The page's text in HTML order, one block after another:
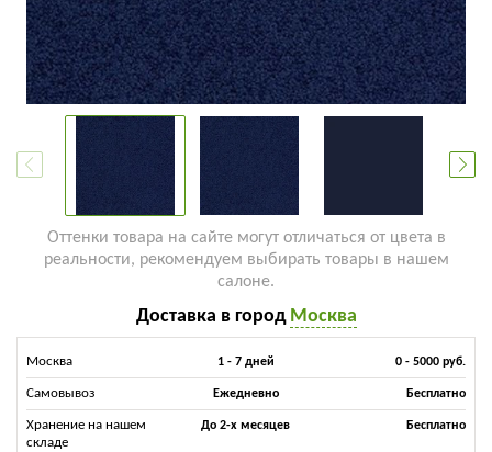
Оттенки товара на сайте могут отличаться от цвета в
реальности, рекомендуем выбирать товары в нашем
салоне.
Доставка в город Москва
Москва 1 - 7 дней 0 - 5000 руб.
Самовывоз Ежедневно Бесплатно
Хранение на нашем
складе
До 2-х месяцев Бесплатно